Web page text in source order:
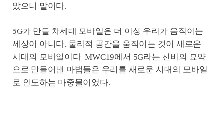
았으니 말이다.
5G가 만들 차세대 모바일은 더 이상 우리가 움직이는
세상이 아니다. 물리적 공간을 움직이는 것이 새로운
시대의 모바일이다. MWC19에서 5G라는 신비의 묘약
으로 만들어낸 마법들은 우리를 새로운 시대의 모바일
로 인도하는 마중물이었다.